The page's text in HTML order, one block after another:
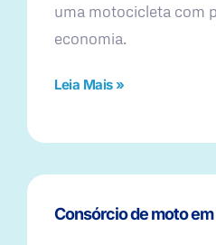
uma motocicleta com
economia.
Leia Mais »
Consórcio de moto em